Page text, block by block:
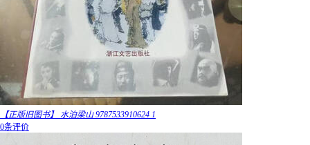
【正版旧图书】 水泊梁山 9787533910624 1
0条评价